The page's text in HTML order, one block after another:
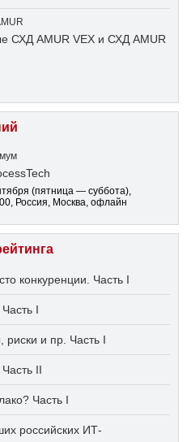
СХД AMUR VEX и СХД AMUR
(пятница — суббота),
, Россия, Москва, офлайн
конкуренции. Часть I
I
и пр. Часть I
II
Часть I
российских ИТ-